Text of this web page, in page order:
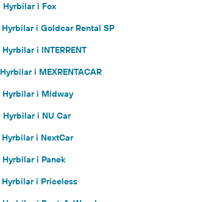
Hyrbilar i Fox
Hyrbilar i Goldcar Rental SP
Hyrbilar i INTERRENT
Hyrbilar i MEXRENTACAR
Hyrbilar i Midway
Hyrbilar i NU Car
Hyrbilar i NextCar
Hyrbilar i Panek
Hyrbilar i Priceless